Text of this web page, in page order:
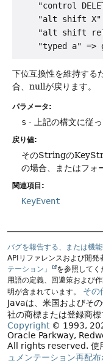
"control
"alt shift
"alt shift
下位互換性を維持す
合、nullが戻ります。
パラメータ:
s - 上記の構文に従
戻り値:
そのStringの
の場合、またはフォ
関連項目:
KeyEvent
バグを報告する、または機
APIリファレンスおよび開発
テーション」
を参照してく
用語の定義、回避策および
明が含まれています。
その
Javaは、米国およびそ
社の商標または登録商標
Copyright© 1993,
Oracle Parkway,
All rights reserved. 使
ュメンテーション再配布